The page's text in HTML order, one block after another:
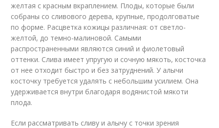
желтая с красным вкраплением. Плоды, которые были
собраны со сливового дерева, крупные, продолговатые
по форме. Расцветка кожицы различная: от светло-
желтой, до темно-малиновой. Самыми
распространенными являются синий и фиолетовый
оттенки. Слива имеет упругую и сочную мякоть, косточка
от нее отходит быстро и без затруднений. У алычи
косточку требуется удалять с небольшим усилием. Она
удерживается внутри благодаря водянистой мякоти
плода.
Если рассматривать сливу и алычу с точки зрения